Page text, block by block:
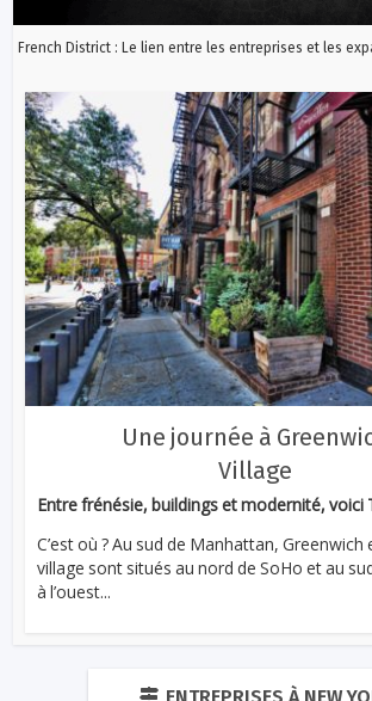
French District : Le lien entre les entreprises et les
Une journée à
Village
Entre frénésie, buildings et modernité, voici
C’est où ? Au sud de Manhattan, Greenwich
village sont situés au nord de SoHo et au
à l’ouest...